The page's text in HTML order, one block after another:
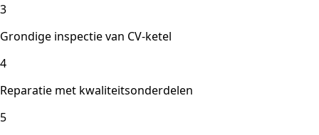
3
Grondige inspectie van CV-ketel
4
Reparatie met kwaliteitsonderdelen
5